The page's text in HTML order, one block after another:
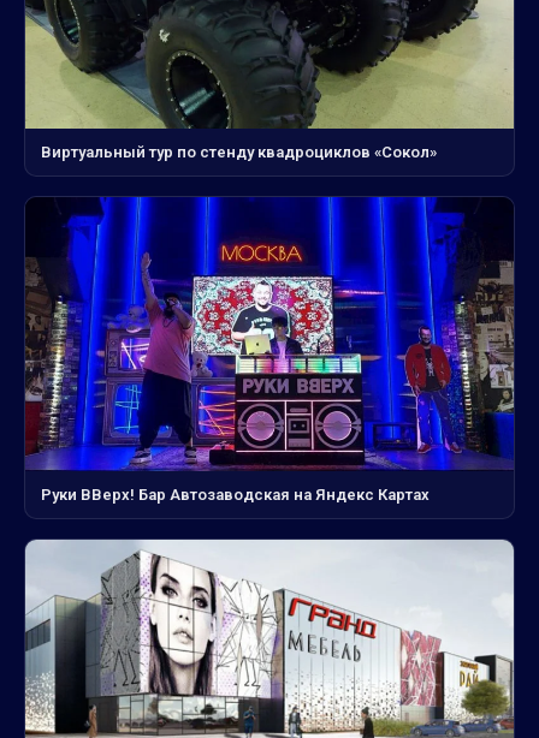
Виртуальный тур по стенду квадроциклов «Сокол»
Руки ВВерх! Бар Автозаводская на Яндекс Картах